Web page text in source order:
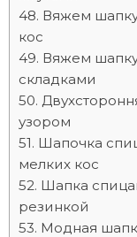
Вяжем
кос
Вяжем
складками
узором
Шапочка
мелких кос
Шапка
резинкой
Модная